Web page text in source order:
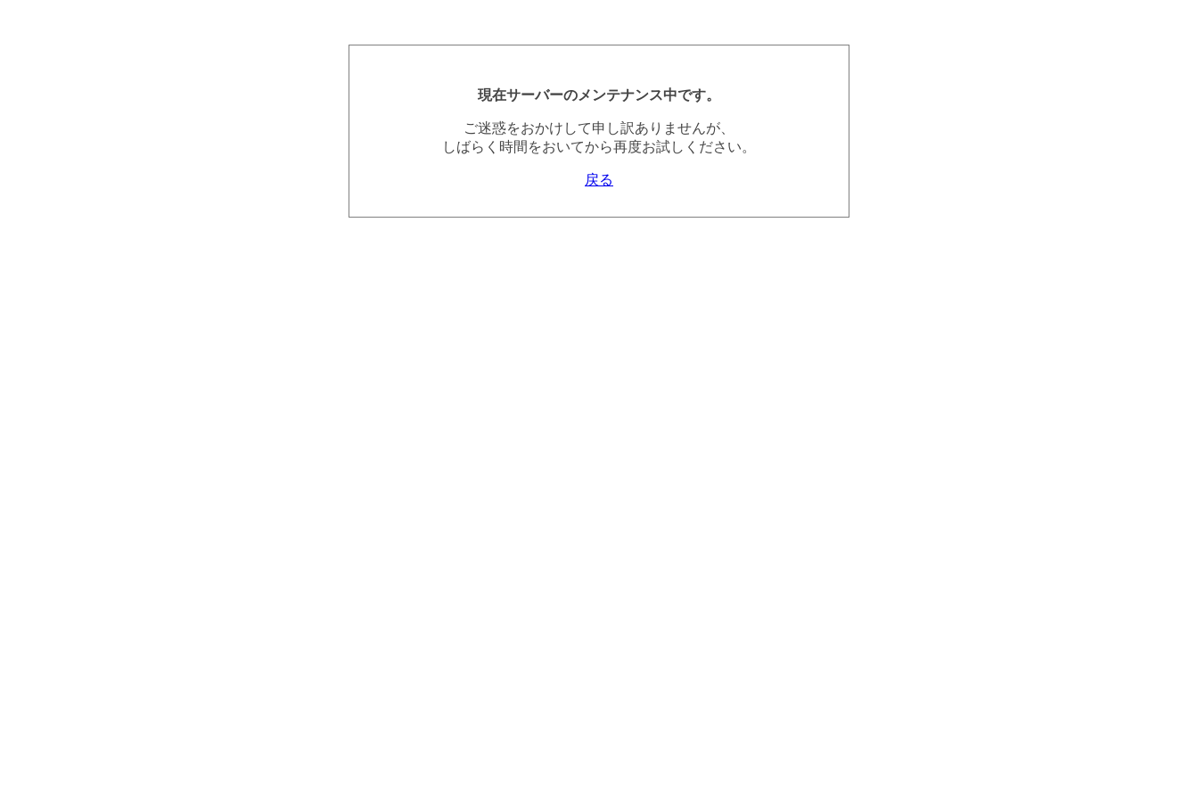
現在サーバーのメンテナンス中です。
ご迷惑をおかけして申し訳ありませんが、
しばらく時間をおいてから再度お試しください。
戻る